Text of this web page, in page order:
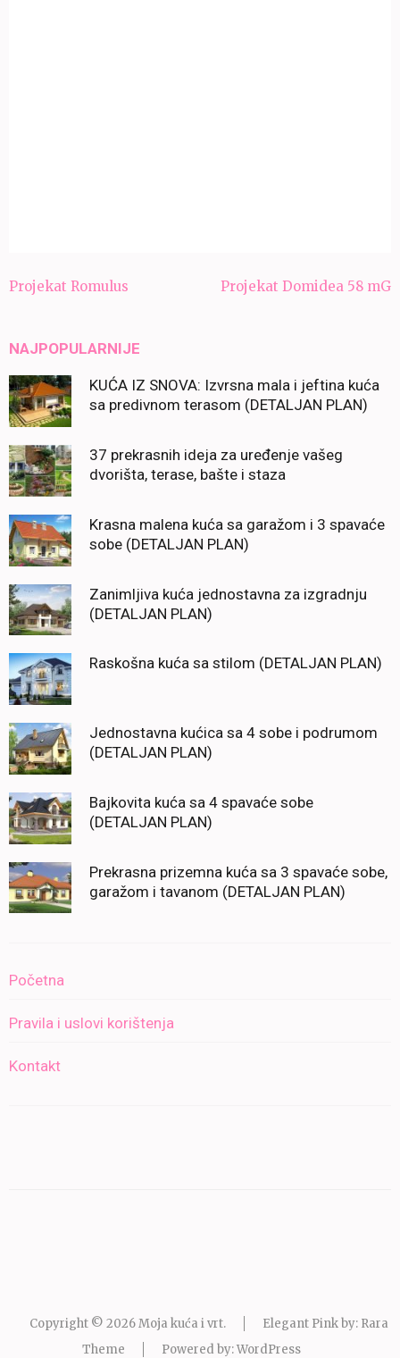
Navigacija
Projekat Romulus Projekat Domidea 58 mG
NAJPOPULARNIJE
KUĆA IZ SNOVA: Izvrsna mala i jeftina kuća
sa predivnom terasom (DETALJAN PLAN)
37 prekrasnih ideja za uređenje vašeg
dvorišta, terase, bašte i staza
Krasna malena kuća sa garažom i 3 spavaće
sobe (DETALJAN PLAN)
Zanimljiva kuća jednostavna za izgradnju
(DETALJAN PLAN)
Raskošna kuća sa stilom (DETALJAN PLAN)
Jednostavna kućica sa 4 sobe i podrumom
(DETALJAN PLAN)
Bajkovita kuća sa 4 spavaće sobe
(DETALJAN PLAN)
Prekrasna prizemna kuća sa 3 spavaće sobe,
garažom i tavanom (DETALJAN PLAN)
Početna
Pravila i uslovi korištenja
Kontakt
Copyright © 2026Moja kuća i vrt.
Elegant Pink by: Rara
Theme
Powered by:WordPress